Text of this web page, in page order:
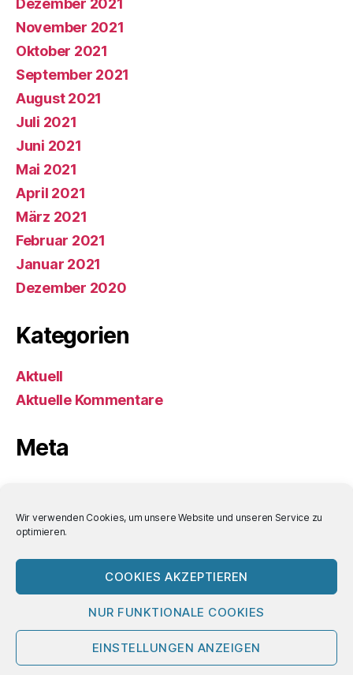
Wir verwenden Cookies, um unsere Website und unseren Service zu
optimieren.
COOKIES AKZEPTIEREN
NUR FUNKTIONALE COOKIES
EINSTELLUNGEN ANZEIGEN
November 2021
Oktober 2021
September 2021
August 2021
Juli 2021
Juni 2021
Mai 2021
April 2021
März 2021
Februar 2021
Januar 2021
Dezember 2020
Kategorien
Aktuell
Aktuelle Kommentare
Meta
Eintrags-Feed
Kommentar-Feed
WordPress.org
© 2026Bornemann-Aktuell
Impressum/Datenschutz/Nutzungsbedin
Nach oben↑